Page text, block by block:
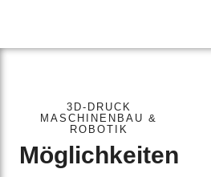
3D-DRUCK
MASCHINENBAU &
ROBOTIK
Möglichkeiten